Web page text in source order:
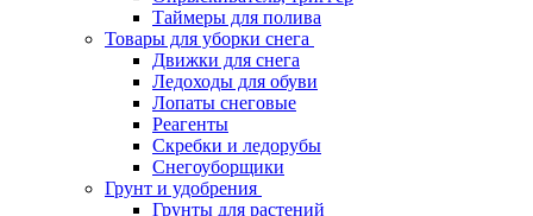
Таймеры для полива
Товары для уборки снега
Движки для снега
Ледоходы для обуви
Лопаты снеговые
Реагенты
Скребки и ледорубы
Снегоуборщики
Грунт и удобрения
Грунты для растений